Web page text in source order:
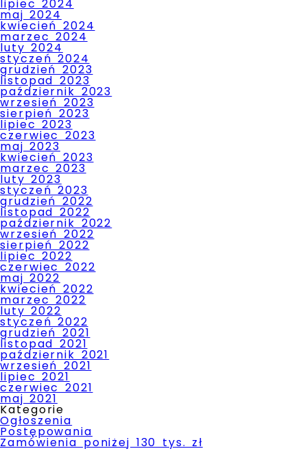
lipiec 2024
maj 2024
kwiecień 2024
marzec 2024
luty 2024
styczeń 2024
grudzień 2023
listopad 2023
październik 2023
wrzesień 2023
sierpień 2023
lipiec 2023
czerwiec 2023
maj 2023
kwiecień 2023
marzec 2023
luty 2023
styczeń 2023
grudzień 2022
listopad 2022
październik 2022
wrzesień 2022
sierpień 2022
lipiec 2022
czerwiec 2022
maj 2022
kwiecień 2022
marzec 2022
luty 2022
styczeń 2022
grudzień 2021
listopad 2021
październik 2021
wrzesień 2021
lipiec 2021
czerwiec 2021
maj 2021
Kategorie
Ogłoszenia
Postępowania
Zamówienia poniżej 130 tys. zł